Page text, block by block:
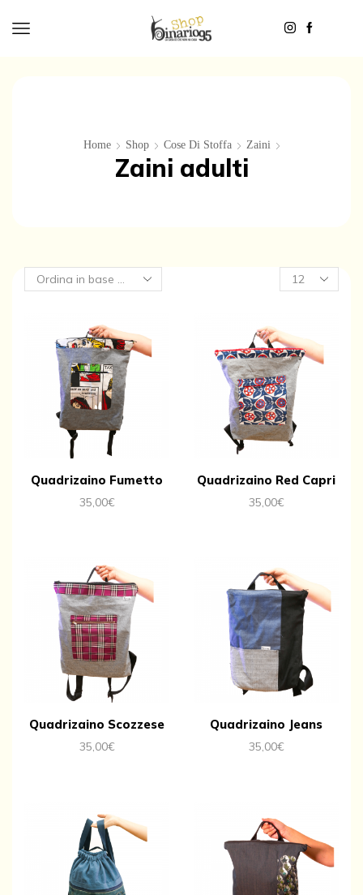
Home Shop Cose Di Stoffa Zaini
Zaini adulti
Products
per
Quadrizaino Fumetto
35,00€
Quadrizaino Red Capri
35,00€
Quadrizaino Scozzese
35,00€
Quadrizaino Jeans
35,00€